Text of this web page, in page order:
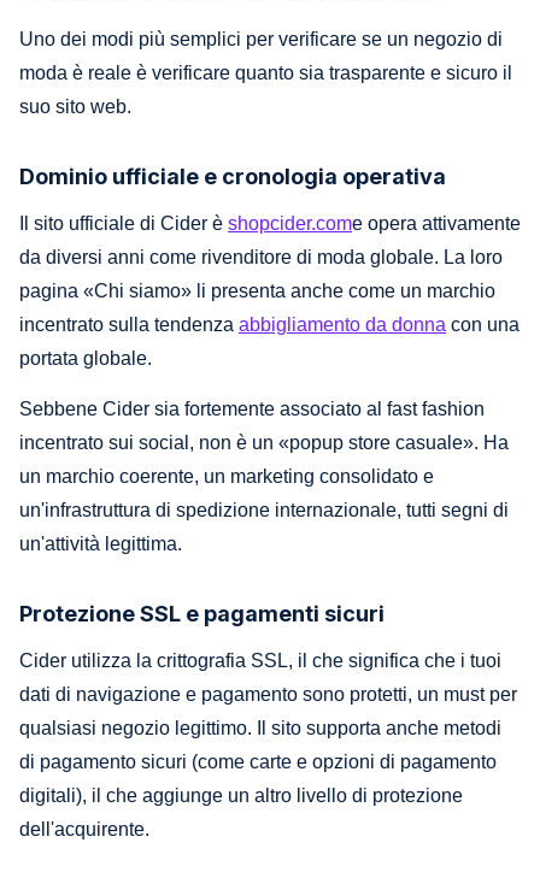
Uno dei modi più semplici per verificare se un negozio di
moda è reale è verificare quanto sia trasparente e sicuro il
suo sito web.
Dominio ufficiale e cronologia operativa
Il sito ufficiale di Cider è shopcider.come opera attivamente
da diversi anni come rivenditore di moda globale. La loro
pagina «Chi siamo» li presenta anche come un marchio
incentrato sulla tendenza abbigliamento da donna con una
portata globale.
Sebbene Cider sia fortemente associato al fast fashion
incentrato sui social, non è un «popup store casuale». Ha
un marchio coerente, un marketing consolidato e
un'infrastruttura di spedizione internazionale, tutti segni di
un'attività legittima.
Protezione SSL e pagamenti sicuri
Cider utilizza la crittografia SSL, il che significa che i tuoi
dati di navigazione e pagamento sono protetti, un must per
qualsiasi negozio legittimo. Il sito supporta anche metodi
di pagamento sicuri (come carte e opzioni di pagamento
digitali), il che aggiunge un altro livello di protezione
dell'acquirente.